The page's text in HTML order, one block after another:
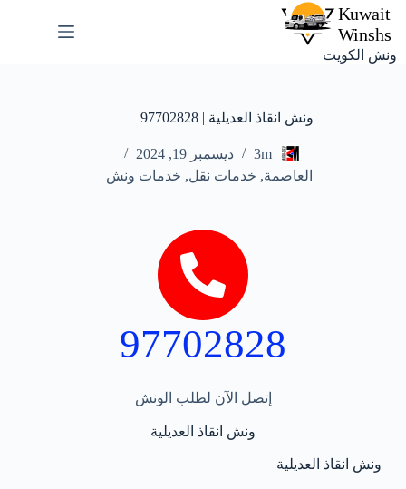
ونش الكويت
ونش انقاذ العديلية | 97702828
3m
ديسمبر 19, 2024
العاصمة, خدمات نقل, خدمات ونش
97702828
إتصل الآن لطلب الونش
ونش انقاذ العديلية
ونش انقاذ العديلية